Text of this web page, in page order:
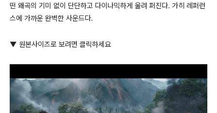
떤 왜곡의 기미 없이 단단하고 다이나믹하게 울려 퍼진다. 가히 레퍼런
스에 가까운 완벽한 사운드다.
▼ 원본사이즈로 보려면 클릭하세요